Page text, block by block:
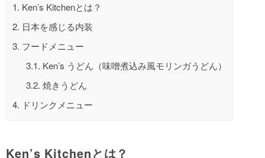
1. Ken’s Kitchenとは？
2. 日本を感じる内装
3. フードメニュー
3.1. Ken’s うどん（味噌煮込み風モリンガうどん）
3.2. 焼きうどん
4. ドリンクメニュー
Ken’s Kitchenとは？